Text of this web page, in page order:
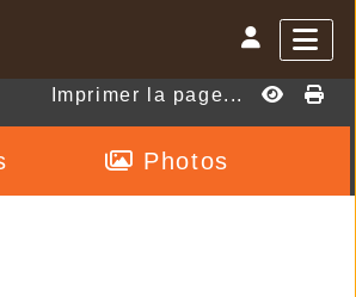
Imprimer la page...
Photos